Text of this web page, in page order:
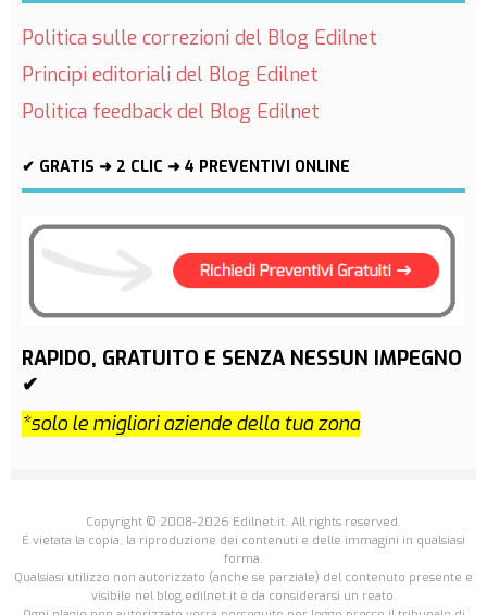
Politica sulle correzioni del Blog Edilnet
Principi editoriali del Blog Edilnet
Politica feedback del Blog Edilnet
✔ GRATIS ➜ 2 CLIC ➜ 4 PREVENTIVI ONLINE
RAPIDO, GRATUITO E SENZA NESSUN IMPEGNO
✔
*solo le migliori aziende della tua zona
Copyright © 2008-2026 Edilnet.it. All rights reserved.
É vietata la copia, la riproduzione dei contenuti e delle immagini in qualsiasi
forma.
Qualsiasi utilizzo non autorizzato (anche se parziale) del contenuto presente e
visibile nel blog.edilnet.it è da considerarsi un reato.